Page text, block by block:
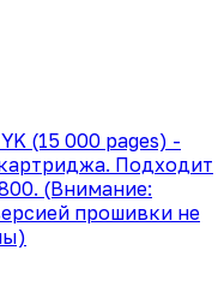
(15 000 pages) -
Подходит
(Внимание:
прошивки не